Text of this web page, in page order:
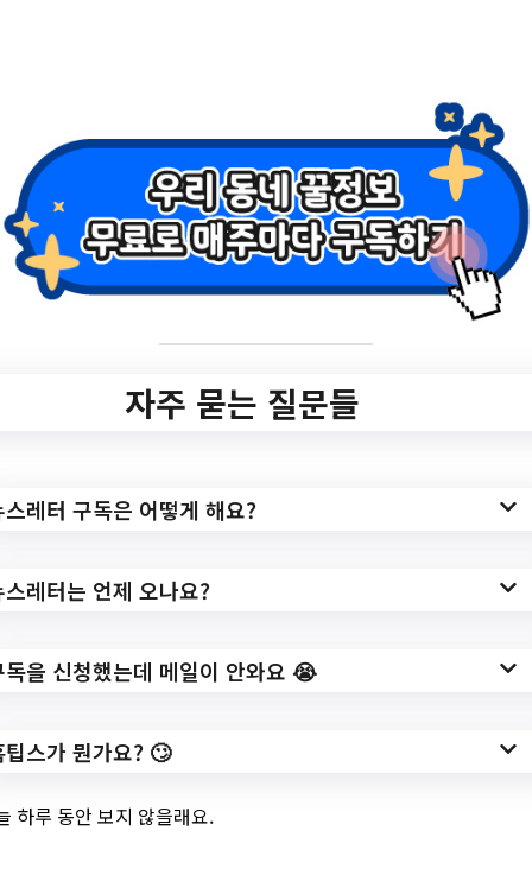
할지원 프로그램
✅ 지원 소식 상세 보기 ▼
https://sdmfc.familynet.or.kr/center/lay1/pro
gram/S295T322C449/receipt/view.do?
작성일: 2023-06-10 ~ 2023-06-22
속 책방: 사진에 글
을 붙이다' 이벤트
자주 묻는 질문들
스레터 구독은 어떻게 해요?
스레터는 언제 오나요?
독을 신청했는데 메일이 안와요 😭
팁스가 뭔가요? 🙄
하루 동안 보지 않을래요.